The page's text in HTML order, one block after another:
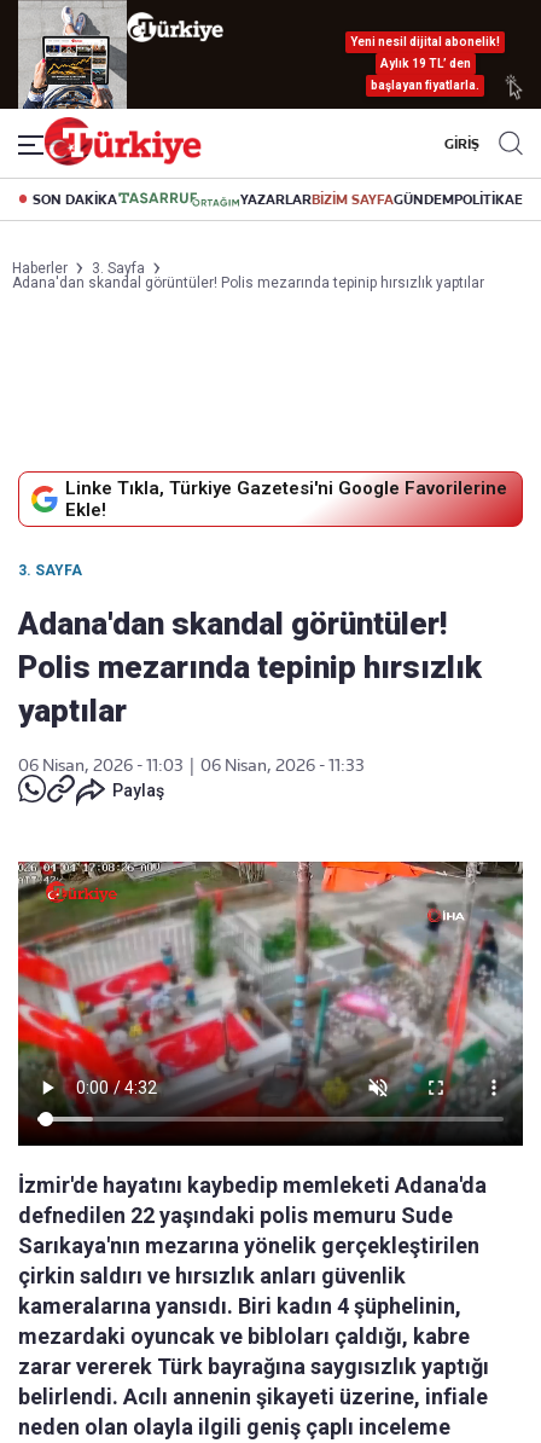
Yeni nesil dijital abonelik!
Aylık 19 TL’ den
başlayan fiyatlarla.
GİRİŞ
SON DAKİKA YAZARLARBİZİM SAYFAGÜNDEMPOLİTİKA
Haberler
3. Sayfa
Adana'dan skandal görüntüler! Polis mezarında tepinip hırsızlık yaptılar
Linke Tıkla, Türkiye Gazetesi'ni Google Favorilerine
Ekle!
3. SAYFA
Adana'dan skandal görüntüler!
Polis mezarında tepinip hırsızlık
yaptılar
06 Nisan, 2026 - 11:03
06 Nisan, 2026 - 11:33
Paylaş
İzmir'de hayatını kaybedip memleketi Adana'da
defnedilen 22 yaşındaki polis memuru Sude
Sarıkaya'nın mezarına yönelik gerçekleştirilen
çirkin saldırı ve hırsızlık anları güvenlik
kameralarına yansıdı. Biri kadın 4 şüphelinin,
mezardaki oyuncak ve bibloları çaldığı, kabre
zarar vererek Türk bayrağına saygısızlık yaptığı
belirlendi. Acılı annenin şikayeti üzerine, infiale
neden olan olayla ilgili geniş çaplı inceleme